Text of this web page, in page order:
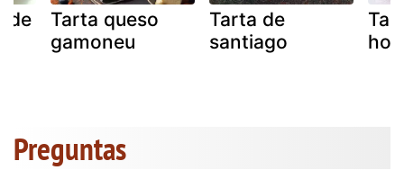
de
Tarta queso
gamoneu
Tarta de
santiago
Preguntas